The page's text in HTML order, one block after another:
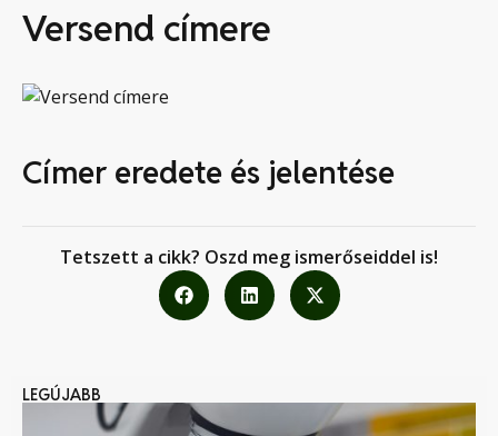
Versend címere
Címer eredete és jelentése
Tetszett a cikk? Oszd meg ismerőseiddel is!
LEGÚJABB